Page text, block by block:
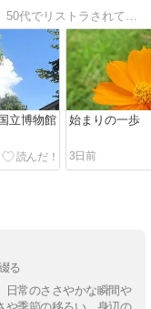
父を看取り、現在は認知症の母と暮らす。50代でリストラされて、漸く、年金受給者になった。生涯独身者で子供も孫も無し。さてこれからどうなることやら・・・
立博物館 始まりの一歩
3日前
る
日常のささやかな瞬間や